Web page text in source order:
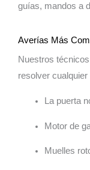
guías, mandos a
Averías Más
Nuestros
resolver
La puerta
Motor de
Muelles